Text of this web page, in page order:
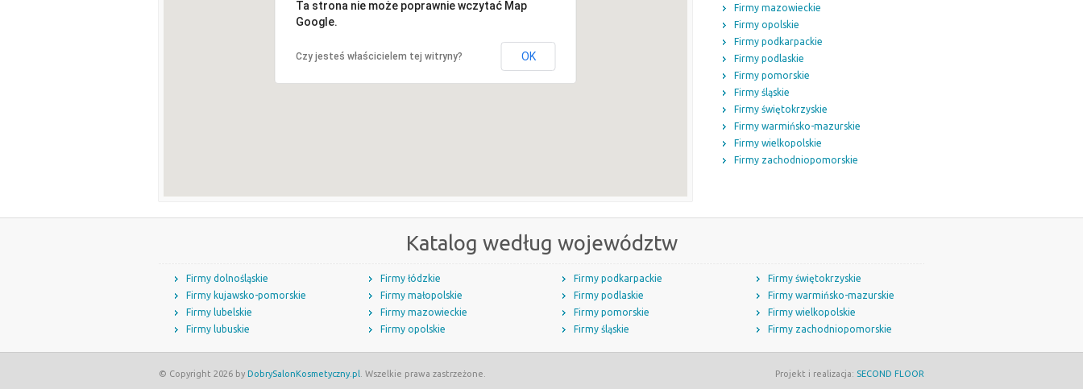
Ta strona nie może poprawnie wczytać Map
Google.
Czy jesteś właścicielem tej witryny? OK
Firmy mazowieckie
Firmy opolskie
Firmy podkarpackie
Firmy podlaskie
Firmy pomorskie
Firmy śląskie
Firmy świętokrzyskie
Firmy warmińsko-mazurskie
Firmy wielkopolskie
Firmy zachodniopomorskie
Katalog według województw
Firmy dolnośląskie
Firmy kujawsko-pomorskie
Firmy lubelskie
Firmy lubuskie
Firmy łódzkie
Firmy małopolskie
Firmy mazowieckie
Firmy opolskie
Firmy podkarpackie
Firmy podlaskie
Firmy pomorskie
Firmy śląskie
Firmy świętokrzyskie
Firmy warmińsko-mazurskie
Firmy wielkopolskie
Firmy zachodniopomorskie
© Copyright 2026 by DobrySalonKosmetyczny.pl . Wszelkie prawa zastrzeżone. Projekt i realizacja: SECOND FLOOR